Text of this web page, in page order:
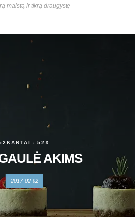
maistą ir tikrą draugystę
52X
AKIMS
2017-02-02